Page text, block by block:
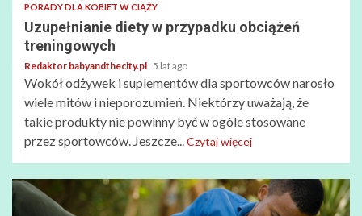
PORADY DLA KOBIET W CIĄŻY
Uzupełnianie diety w przypadku obciążeń
treningowych
Redaktor babyandthecity.pl 5 lat ago
Wokół odżywek i suplementów dla sportowców narosło
wiele mitów i nieporozumień. Niektórzy uważają, że
takie produkty nie powinny być w ogóle stosowane
przez sportowców. Jeszcze...Czytaj więcej